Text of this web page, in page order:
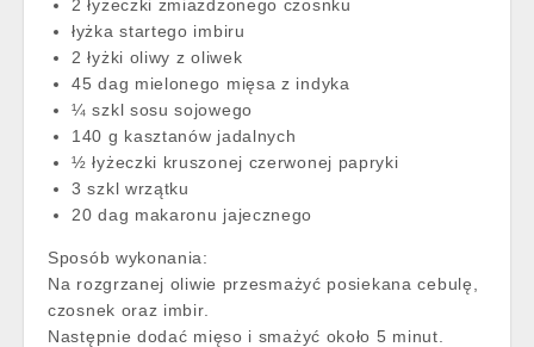
2 łyżeczki zmiażdżonego czosnku
łyżka startego imbiru
2 łyżki oliwy z oliwek
45 dag mielonego mięsa z indyka
¼ szkl sosu sojowego
140 g kasztanów jadalnych
½ łyżeczki kruszonej czerwonej papryki
3 szkl wrzątku
20 dag makaronu jajecznego
Sposób wykonania:
Na rozgrzanej oliwie przesmażyć posiekana cebulę,
czosnek oraz imbir.
Następnie dodać mięso i smażyć około 5 minut.